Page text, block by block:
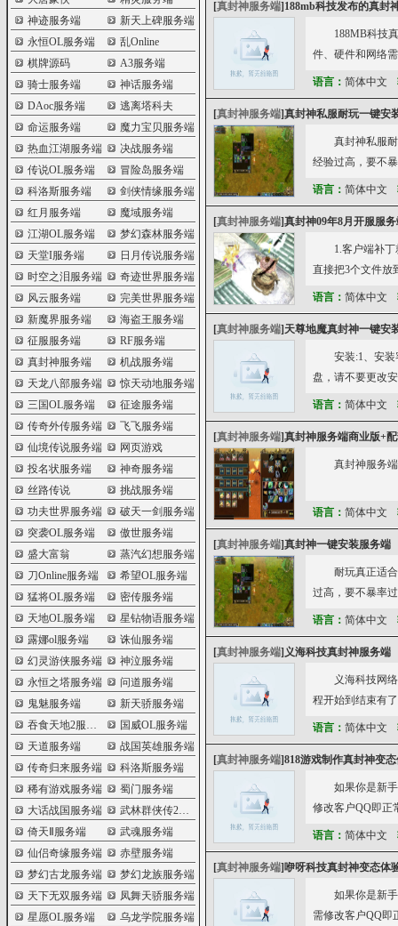
神迹服务端
新天上碑服务端
永恒OL服务端
乱Online
棋牌源码
A3服务端
骑士服务端
神话服务端
DAoc服务端
逃离塔科夫
命运服务端
魔力宝贝服务端
热血江湖服务端
决战服务端
传说OL服务端
冒险岛服务端
科洛斯服务端
剑侠情缘服务端
红月服务端
魔域服务端
江湖OL服务端
梦幻森林服务端
天堂I服务端
日月传说服务端
时空之泪服务端
奇迹世界服务端
风云服务端
完美世界服务端
新魔界服务端
海盗王服务端
征服服务端
RF服务端
真封神服务端
机战服务端
天龙八部服务端
惊天动地服务端
三国OL服务端
征途服务端
传奇外传服务端
飞飞服务端
仙境传说服务端
网页游戏
投名状服务端
神奇服务端
丝路传说
挑战服务端
功夫世界服务端
破天一剑服务端
突袭OL服务端
傲世服务端
盛大富翁
蒸汽幻想服务端
刀Online服务端
希望OL服务端
猛将OL服务端
密传服务端
天地OL服务端
星钻物语服务端
露娜ol服务端
诛仙服务端
幻灵游侠服务端
神泣服务端
永恒之塔服务端
问道服务端
鬼魅服务端
新天骄服务端
吞食天地2服务端
国威OL服务端
天道服务端
战国英雄服务端
传奇归来服务端
科洛斯服务端
稀有游戏服务端
蜀门服务端
大话战国服务端
武林群侠传2服务端
倚天Ⅱ服务端
武魂服务端
仙侣奇缘服务端
赤壁服务端
梦幻古龙服务端
梦幻龙族服务端
天下无双服务端
凤舞天骄服务端
星愿OL服务端
乌龙学院服务端
[真封神服务端] 188mb科技发布的真封
188MB科技
件、硬件和网络
语言： 简体中文
[真封神服务端]真封神私服耐玩一键安
真封神私服
经验过高，要不
语言： 简体中文
[真封神服务端]真封神09年8月开服服
1.客户端补
直接把3个文件放
语言： 简体中文
[真封神服务端] 天尊地魔真封神一键安
安装:1、安
盘，请不要更改
语言： 简体中文
[真封神服务端]真封神服务端商业版+
真封神服务
语言： 简体中文
[真封神服务端]真封神一键安装服务端
耐玩真正适
过高，要不暴率
语言： 简体中文
[真封神服务端] 义海科技真封神服务端
义海科技网
程开始到结束有
语言： 简体中文
[真封神服务端]818游戏制作真封神变
如果你是新
修改客户QQ即正
语言： 简体中文
[真封神服务端]咿呀科技真封神变态体
如果你是新
需修改客户QQ即